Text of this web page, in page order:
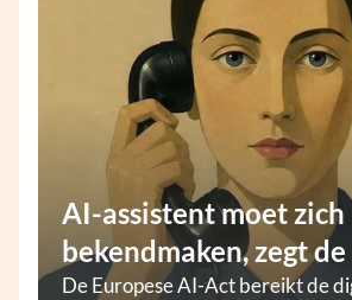
AI-assistent moet zich
bekendmaken, zegt de
De Europese AI-Act bereikt de